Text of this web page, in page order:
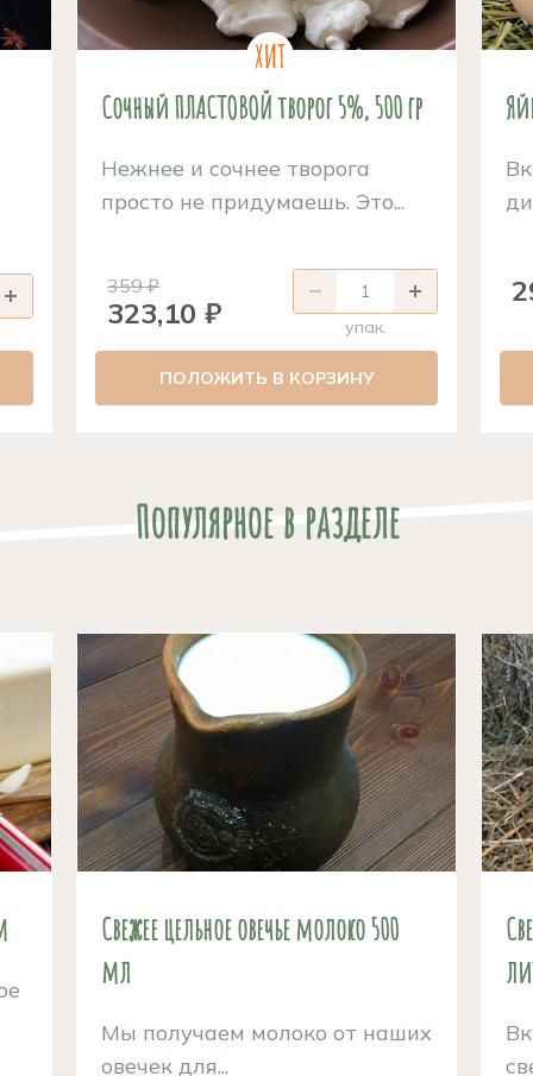
Сочный ПЛАСТОВОЙ творог 5%, 500 гр
Нежнее и сочнее творога
просто не придумаешь. Это...
359 ₽
323,10 ₽ упак.
ПОЛОЖИТЬ В КОРЗИНУ
Популярное в разделе
Свежее цельное овечье молоко 500
мл
Мы получаем молоко от наших
овечек для...